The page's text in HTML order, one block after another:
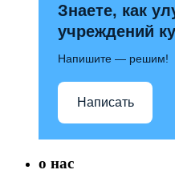
Знаете, как
учреждений
Напишите — решим!
Написать
о нас